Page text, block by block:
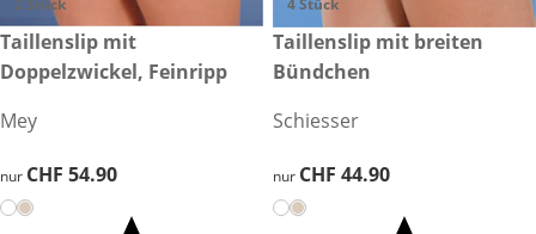
CHF 54.90
Taillenslip mit
Doppelzwickel, Feinripp
Mey
CHF 54.90
nur CHF 54.90
CHF 44.90
Taillenslip mit breiten
Bündchen
Schiesser
CHF 44.90
nur CHF 44.90